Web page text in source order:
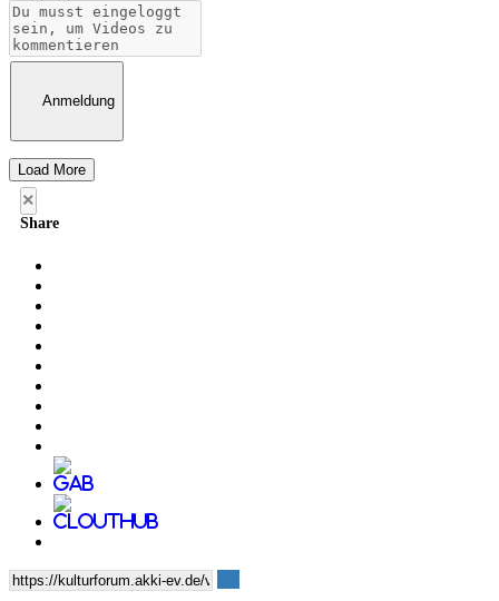
Anmeldung
Load More
×
Share